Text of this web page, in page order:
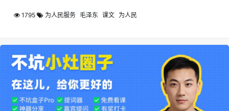
1795 为人民服务 毛泽东 课文 为人民